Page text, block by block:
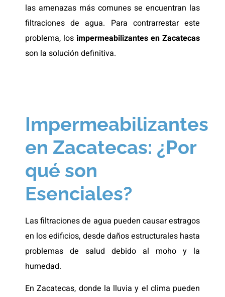
las amenazas más comunes se encuentran las
filtraciones de agua. Para contrarrestar este
problema, los impermeabilizantes en Zacatecas
son la solución definitiva.
Impermeabilizantes
en Zacatecas: ¿Por
qué son
Esenciales?
Las filtraciones de agua pueden causar estragos
en los edificios, desde daños estructurales hasta
problemas de salud debido al moho y la
humedad.
En Zacatecas, donde la lluvia y el clima pueden